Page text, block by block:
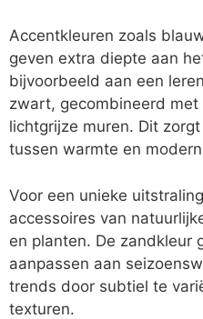
Accentkleuren zoals
geven extra diepte aan
bijvoorbeeld aan een
zwart, gecombineerd
lichtgrijze muren. Dit
tussen warmte en
Voor een unieke
accessoires van
en planten. De zandkleur
aanpassen aan
trends door subtiel te
texturen.